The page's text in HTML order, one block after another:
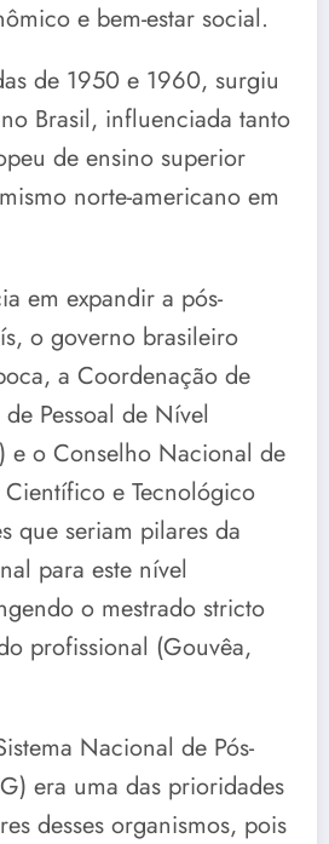
e bem-estar social.
de 1950 e 1960, surgiu
Brasil, influenciada tanto
de ensino superior
norte-americano em
em expandir a pós-
o governo brasileiro
a Coordenação de
Pessoal de Nível
e o Conselho Nacional de
e Tecnológico
que seriam pilares da
para este nível
o mestrado stricto
profissional (Gouvêa,
Nacional de Pós-
era uma das prioridades
desses organismos, pois